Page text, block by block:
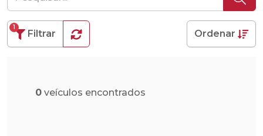
Filtrar
1
Ordenar
0 veículos encontrados